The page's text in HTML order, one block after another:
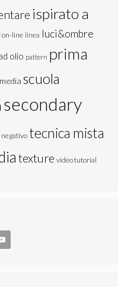
ispirato a
on-line linea luci&ombre
olio pattern prima
scuola
secondary
negativo tecnica mista
texture video tutorial